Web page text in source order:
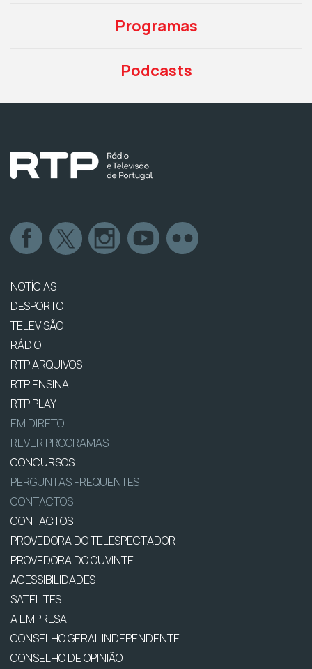
Programas
Podcasts
NOTÍCIAS
DESPORTO
TELEVISÃO
RÁDIO
RTP ARQUIVOS
RTP ENSINA
RTP PLAY
EM DIRETO
REVER PROGRAMAS
CONCURSOS
PERGUNTAS FREQUENTES
CONTACTOS
CONTACTOS
PROVEDORA DO TELESPECTADOR
PROVEDORA DO OUVINTE
ACESSIBILIDADES
SATÉLITES
A EMPRESA
CONSELHO GERAL INDEPENDENTE
CONSELHO DE OPINIÃO